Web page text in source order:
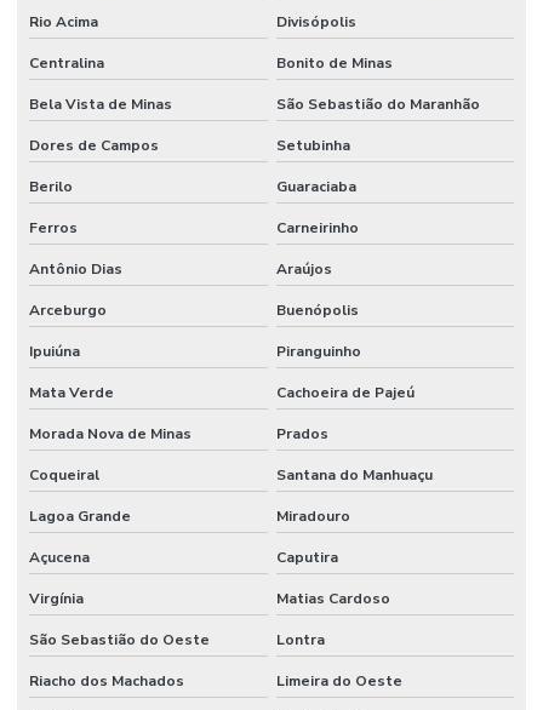
Rio Acima Divisópolis
Centralina Bonito de Minas
Bela Vista de Minas São Sebastião do Maranhão
Dores de Campos Setubinha
Berilo Guaraciaba
Ferros Carneirinho
Antônio Dias Araújos
Arceburgo Buenópolis
Ipuiúna Piranguinho
Mata Verde Cachoeira de Pajeú
Morada Nova de Minas Prados
Coqueiral Santana do Manhuaçu
Lagoa Grande Miradouro
Açucena Caputira
Virgínia Matias Cardoso
São Sebastião do Oeste Lontra
Riacho dos Machados Limeira do Oeste